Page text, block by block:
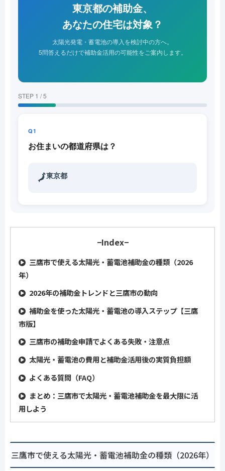
東京都の補助金、
あなたの住宅は対象？
太陽光発電・蓄電池の導入を検討中の方へ。
5問答えるだけで補助金活用の可能性をご案内します。
STEP 1 / 5
Q1
お住まいの都道府県は？
🗾東京都
−Index−
三鷹市で使える太陽光・蓄電池補助金の種類（2026
年）
2026年の補助金トレンドと三鷹市の動向
補助金を使った太陽光・蓄電池の導入ステップ【三鷹
市版】
三鷹市の補助金申請でよくある失敗・注意点
太陽光・蓄電池の費用と補助金活用後の実質負担額
よくある質問（FAQ）
まとめ：三鷹市で太陽光・蓄電池補助金を最大限に活
用しよう
三鷹市で使える太陽光・蓄電池補助金の種類（2026年）